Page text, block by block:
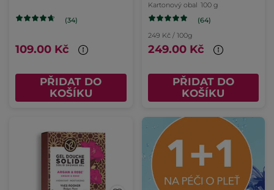
(34)
109.00 Kč
PŘIDAT DO
KOŠÍKU
Kartonový obal 100 g
(64)
249 Kč / 100g
249.00 Kč
PŘIDAT DO
KOŠÍKU